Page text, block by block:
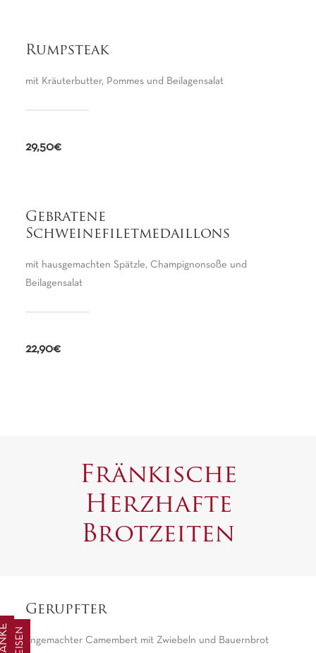
Rumpsteak
mit Kräuterbutter, Pommes und Beilagensalat
29,50€
Gebratene
Schweinefiletmedaillons
mit hausgemachten Spätzle, Champignonsoße und
Beilagensalat
22,90€
Fränkische
Herzhafte
Brotzeiten
Gerupfter
angemachter Camembert mit Zwiebeln und Bauernbrot